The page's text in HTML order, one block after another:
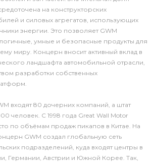
на конструкторских
и силовых агрегатов, использующих
энергии. Это позволяет GWM
умные и безопасные продукты для
миру. Концерн вносит активный вклад в
ландшафта автомобильной отрасли,
разработки собственных
входят 80 дочерних компаний, а штат
человек. С 1998 года Great Wall Motor
по объёмам продаж пикапов в Китае. На
GWM создал глобальную сеть
подразделений, куда входят центры в
Германии, Австрии и Южной Корее. Так,